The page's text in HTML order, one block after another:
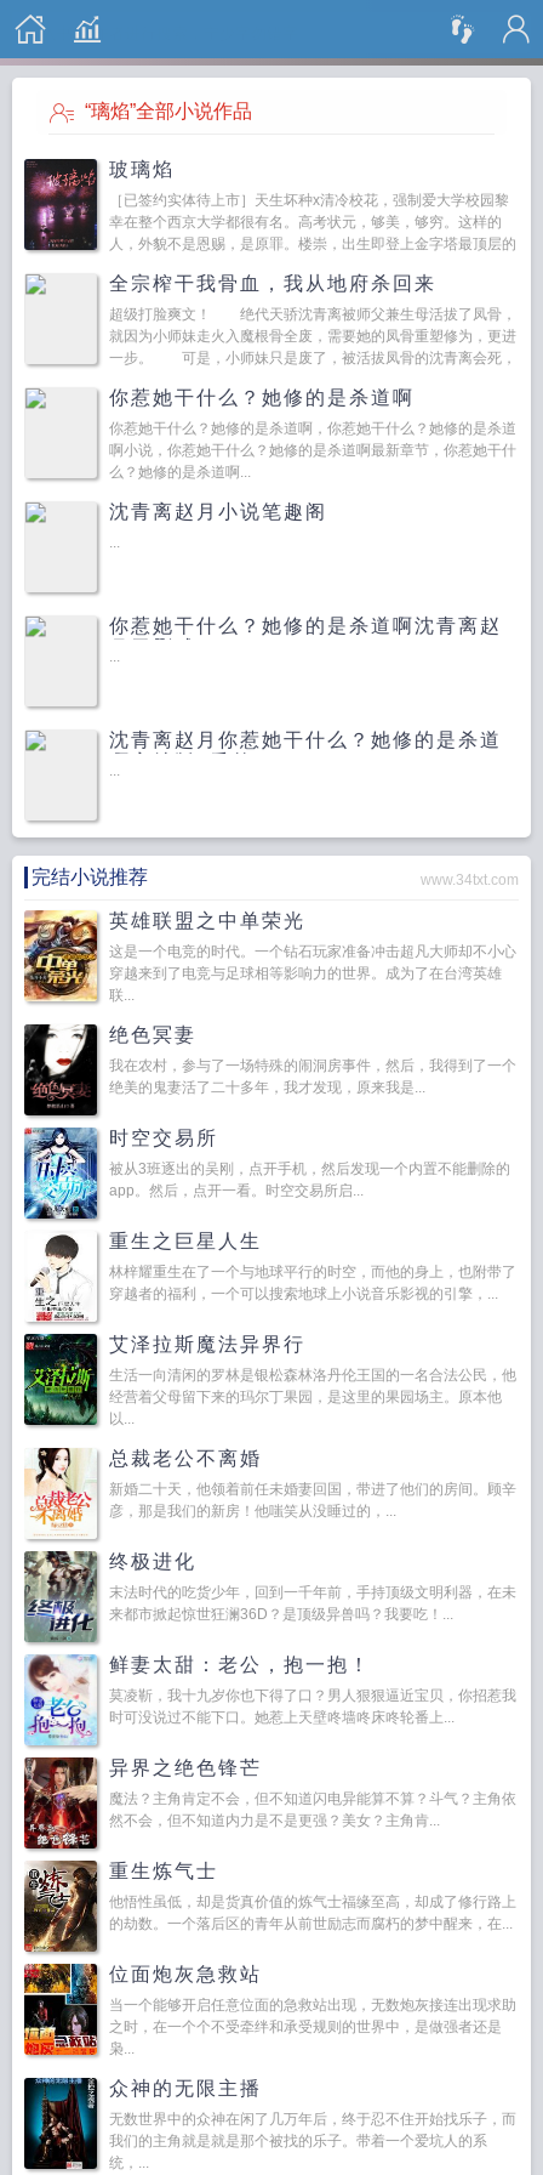
搜 索
“璃焰”全部小说作品
玻璃焰
［已签约实体待上市］天生坏种x清冷校花，强制爱大学校园黎
幸在整个西京大学都很有名。高考状元，够美，够穷。这样的
人，外貌不是恩赐，是原罪。楼崇，出生即登上金字塔最顶层的
全宗榨干我骨血，我从地府杀回来
超级打脸爽文！ 绝代天骄沈青离被师父兼生母活拔了凤骨，
就因为小师妹走火入魔根骨全废，需要她的凤骨重塑修为，更进
一步。 可是，小师妹只是废了，被活拔凤骨的沈青离会死，
你惹她干什么？她修的是杀道啊
你惹她干什么？她修的是杀道啊，你惹她干什么？她修的是杀道
啊小说，你惹她干什么？她修的是杀道啊最新章节，你惹她干什
么？她修的是杀道啊...
沈青离赵月小说笔趣阁
...
你惹她干什么？她修的是杀道啊沈青离赵
...
沈青离赵月你惹她干什么？她修的是杀道
...
完结小说推荐 www.34txt.com
英雄联盟之中单荣光
这是一个电竞的时代。一个钻石玩家准备冲击超凡大师却不小心
穿越来到了电竞与足球相等影响力的世界。成为了在台湾英雄
联...
绝色冥妻
我在农村，参与了一场特殊的闹洞房事件，然后，我得到了一个
绝美的鬼妻活了二十多年，我才发现，原来我是...
时空交易所
被从3班逐出的吴刚，点开手机，然后发现一个内置不能删除的
app。然后，点开一看。时空交易所启...
重生之巨星人生
林梓耀重生在了一个与地球平行的时空，而他的身上，也附带了
穿越者的福利，一个可以搜索地球上小说音乐影视的引擎，...
艾泽拉斯魔法异界行
生活一向清闲的罗林是银松森林洛丹伦王国的一名合法公民，他
经营着父母留下来的玛尔丁果园，是这里的果园场主。原本他
以...
总裁老公不离婚
新婚二十天，他领着前任未婚妻回国，带进了他们的房间。顾辛
彦，那是我们的新房！他嗤笑从没睡过的，...
终极进化
末法时代的吃货少年，回到一千年前，手持顶级文明利器，在未
来都市掀起惊世狂澜36D？是顶级异兽吗？我要吃！...
鲜妻太甜：老公，抱一抱！
莫凌靳，我十九岁你也下得了口？男人狠狠逼近宝贝，你招惹我
时可没说过不能下口。她惹上天壁咚墙咚床咚轮番上...
异界之绝色锋芒
魔法？主角肯定不会，但不知道闪电异能算不算？斗气？主角依
然不会，但不知道内力是不是更强？美女？主角肯...
重生炼气士
他悟性虽低，却是货真价值的炼气士福缘至高，却成了修行路上
的劫数。一个落后区的青年从前世励志而腐朽的梦中醒来，在...
位面炮灰急救站
当一个能够开启任意位面的急救站出现，无数炮灰接连出现求助
之时，在一个个不受牵绊和承受规则的世界中，是做强者还是
枭...
众神的无限主播
无数世界中的众神在闲了几万年后，终于忍不住开始找乐子，而
我们的主角就是就是那个被找的乐子。带着一个爱坑人的系
统，...